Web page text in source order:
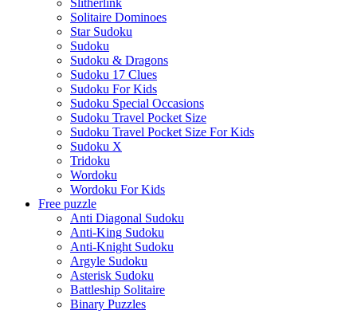
Slitherlink
Solitaire Dominoes
Star Sudoku
Sudoku
Sudoku & Dragons
Sudoku 17 Clues
Sudoku For Kids
Sudoku Special Occasions
Sudoku Travel Pocket Size
Sudoku Travel Pocket Size For Kids
Sudoku X
Tridoku
Wordoku
Wordoku For Kids
Free puzzle
Anti Diagonal Sudoku
Anti-King Sudoku
Anti-Knight Sudoku
Argyle Sudoku
Asterisk Sudoku
Battleship Solitaire
Binary Puzzles